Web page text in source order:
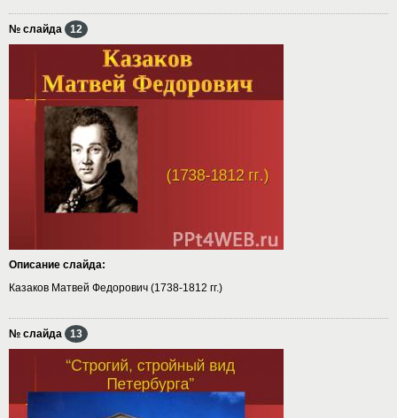
№ слайда 12
Описание слайда:
Казаков Матвей Федорович (1738-1812 гг.)
№ слайда 13